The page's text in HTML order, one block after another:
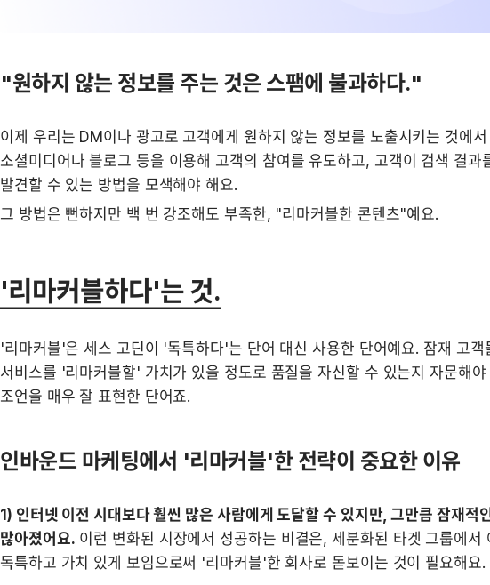
"원하지 않는 정보를 주는 것은 스팸에 불과하다."
이제 우리는 DM이나 광고로 고객에게 원하지 않는 정보를 노출시키는 것에
소셜미디어나 블로그 등을 이용해 고객의 참여를 유도하고, 고객이 검색 결과
발견할 수 있는 방법을 모색해야 해요.
그 방법은 뻔하지만 백 번 강조해도 부족한, "리마커블한 콘텐츠"예요.
'리마커블하다'는 것.
'리마커블'은 세스 고딘이 '독특하다'는 단어 대신 사용한 단어예요. 잠재 고객
서비스를 '리마커블할' 가치가 있을 정도로 품질을 자신할 수 있는지 자문해
조언을 매우 잘 표현한 단어죠.
인바운드 마케팅에서 '리마커블'한 전략이 중요한 이유
1) 인터넷 이전 시대보다 훨씬 많은 사람에게 도달할 수 있지만, 그만큼 잠재적
많아졌어요. 이런 변화된 시장에서 성공하는 비결은, 세분화된 타겟 그룹에서
독특하고 가치 있게 보임으로써 '리마커블'한 회사로 돋보이는 것이 필요해요.